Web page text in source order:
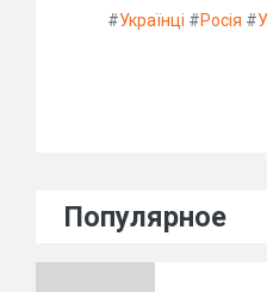
#Українці #Росія #
Популярное